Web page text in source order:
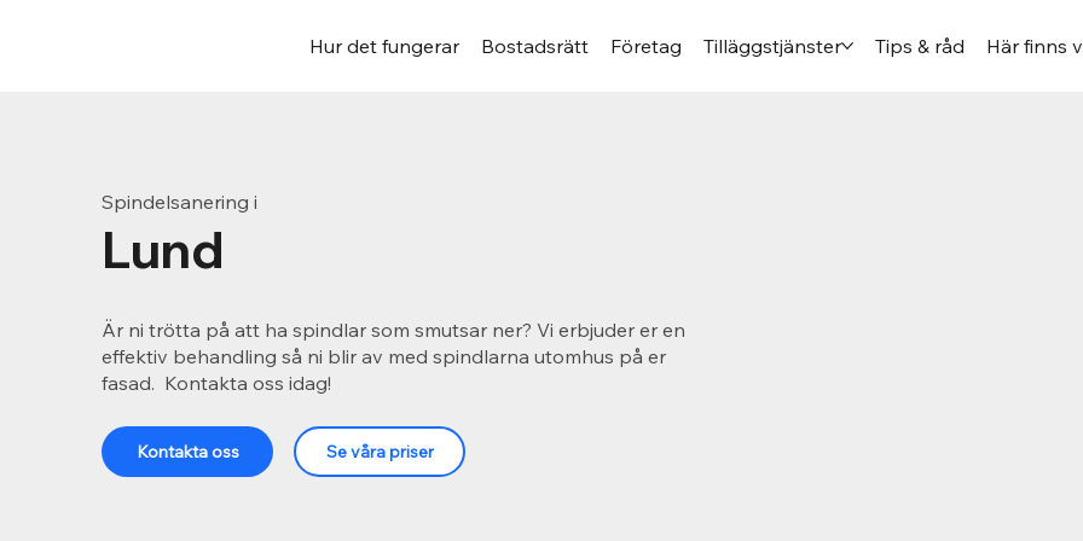
Hur det fungerar Bostadsrätt Företag Tilläggstjänster Tips & råd Här finns
Spindelsanering i
Lund
Är ni trötta på att ha spindlar som smutsar ner? Vi erbjuder er en
effektiv behandling så ni blir av med spindlarna utomhus på er
fasad. Kontakta oss idag!
Kontakta oss Se våra priser